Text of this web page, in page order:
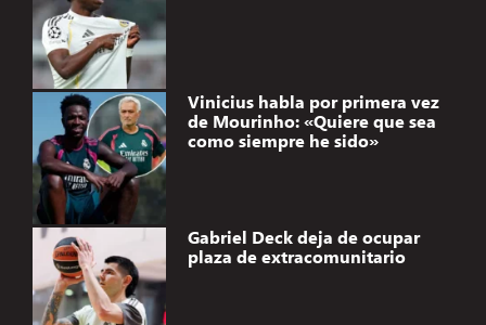
Vinicius habla por primera vez
de Mourinho: «Quiere que sea
como siempre he sido»
Gabriel Deck deja de ocupar
plaza de extracomunitario